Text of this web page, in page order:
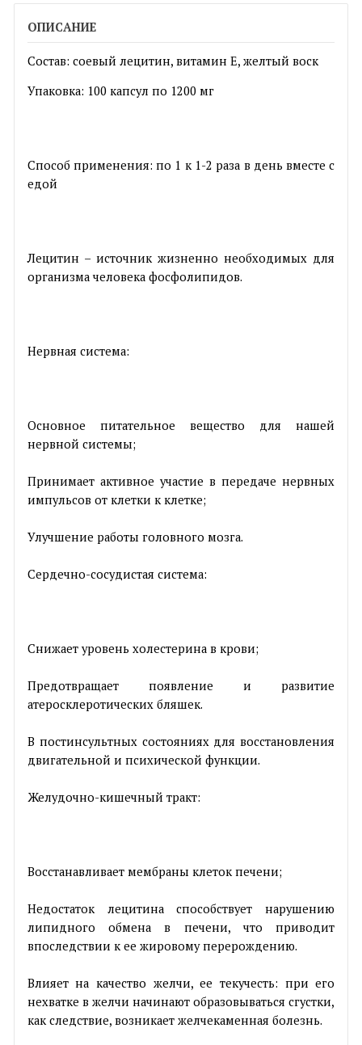
ОПИСАНИЕ
Состав: соевый лецитин, витамин Е, желтый воск
Упаковка: 100 капсул по 1200 мг
Способ применения: по 1 к 1-2 раза в день вместе с
едой
Лецитин – источник жизненно необходимых для
организма человека фосфолипидов.
Нервная система:
Основное питательное вещество для нашей
нервной системы;
Принимает активное участие в передаче нервных
импульсов от клетки к клетке;
Улучшение работы головного мозга.
Сердечно-сосудистая система:
Снижает уровень холестерина в крови;
Предотвращает появление и развитие
атеросклеротических бляшек.
В постинсультных состояниях для восстановления
двигательной и психической функции.
Желудочно-кишечный тракт:
Восстанавливает мембраны клеток печени;
Недостаток лецитина способствует нарушению
липидного обмена в печени, что приводит
впоследствии к ее жировому перерождению.
Влияет на качество желчи, ее текучесть: при его
нехватке в желчи начинают образовываться сгустки,
как следствие, возникает желчекаменная болезнь.